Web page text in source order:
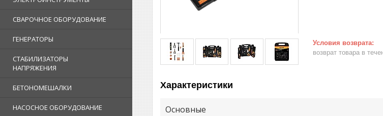
СВАРОЧНОЕ ОБОРУДОВАНИЕ
ГЕНЕРАТОРЫ
СТАБИЛИЗАТОРЫ
НАПРЯЖЕНИЯ
БЕТОНОМЕШАЛКИ
НАСОСНОЕ ОБОРУДОВАНИЕ
возврат товара в
Характеристики
Основные